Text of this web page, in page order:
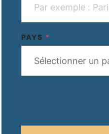
PAYS *
Sélectionner un